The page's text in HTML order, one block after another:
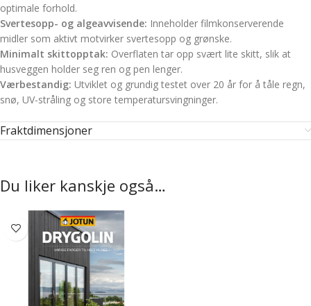
optimale forhold.
Svertesopp- og algeavvisende: Inneholder filmkonserverende
midler som aktivt motvirker svertesopp og grønske.
Minimalt skittopptak: Overflaten tar opp svært lite skitt, slik at
husveggen holder seg ren og pen lenger.
Værbestandig: Utviklet og grundig testet over 20 år for å tåle regn,
snø, UV-stråling og store temperatursvingninger.
Fraktdimensjoner
Du liker kanskje også…